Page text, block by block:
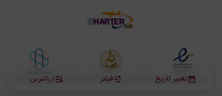
ارزانترین فیلتر تغییر تاریخ